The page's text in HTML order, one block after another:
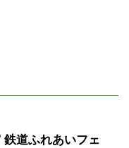
鉄道ふれあいフェ